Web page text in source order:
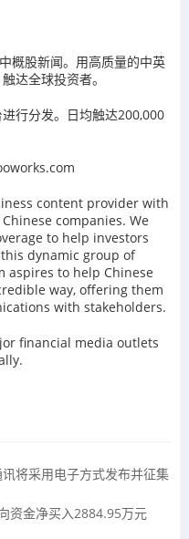
概股新闻。用高质量的中英
达全球投资者。
行分发。日均触达200,000
content provider with
companies. We
to help investors
dynamic group of
aspires to help Chinese
way, offering them
with stakeholders.
financial media outlets
将采用电子方式发布并征集
资金净买入2884.95万元